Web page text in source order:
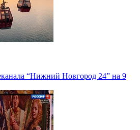
“Нижний Новгород 24” на 9